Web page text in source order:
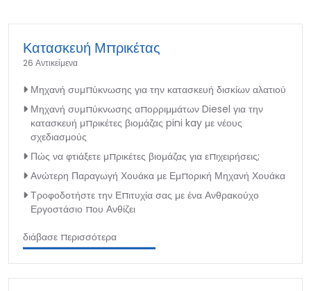
Κατασκευή Μπρικέτας
26 Αντικείμενα
Μηχανή συμπύκνωσης για την κατασκευή δισκίων αλατιού
Μηχανή συμπύκνωσης απορριμμάτων Diesel για την
κατασκευή μπρικέτες βιομάζας pini kay με νέους
σχεδιασμούς
Πώς να φτιάξετε μπρικέτες βιομάζας για επιχειρήσεις;
Ανώτερη Παραγωγή Χουάκα με Εμπορική Μηχανή Χουάκα
Τροφοδοτήστε την Επιτυχία σας με ένα Ανθρακούχο
Εργοστάσιο που Ανθίζει
διάβασε περισσότερα